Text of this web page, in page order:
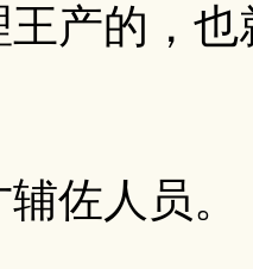
的，也
佐人员。